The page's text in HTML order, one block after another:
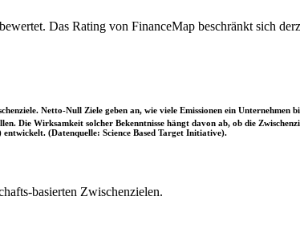
Das Rating von FinanceMap beschränkt sich
Netto-Null Ziele geben an, wie viele Emissionen ein Unternehmen
Die Wirksamkeit solcher Bekenntnisse hängt davon ab, ob die
(Datenquelle: Science Based Target Initiative).
basierten Zwischenzielen.